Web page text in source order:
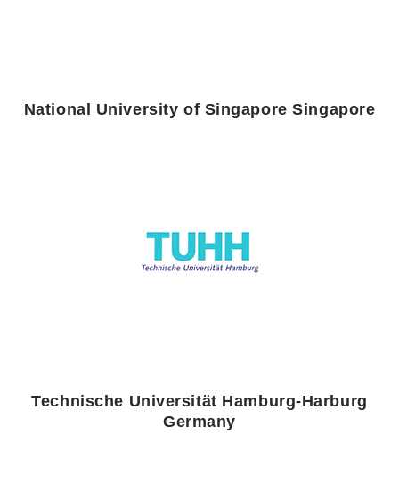
National University of Singapore Singapore
Technische Universität Hamburg-Harburg
Germany